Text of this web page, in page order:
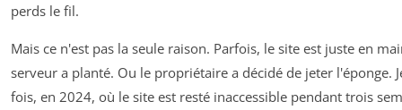
perds le fil.
Mais ce n'est pas la seule raison. Parfois, le site est juste en
serveur a planté. Ou le propriétaire a décidé de jeter l'éponge.
fois, en 2024, où le site est resté inaccessible pendant trois